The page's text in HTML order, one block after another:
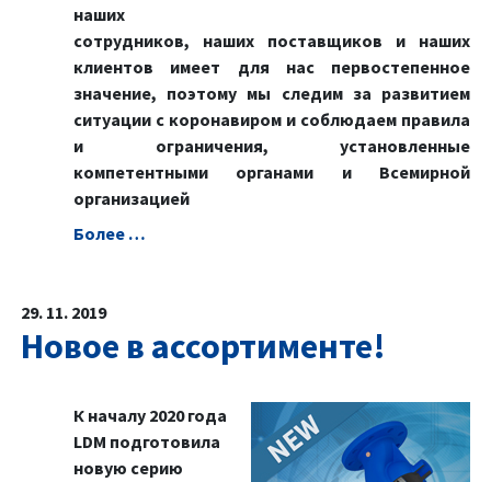
наших
сотрудников, наших поставщиков и наших
клиентов имеет для нас первостепенное
значение, поэтому мы следим за развитием
ситуации с коронавиром и соблюдаем правила
и ограничения, установленные
компетентными органами и Всемирной
организацией
Болeе …
29. 11. 2019
Новое в ассортименте!
К началу 2020 года
LDM подготовила
новую серию